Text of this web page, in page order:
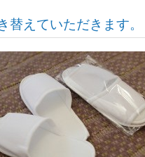
えていただきます。